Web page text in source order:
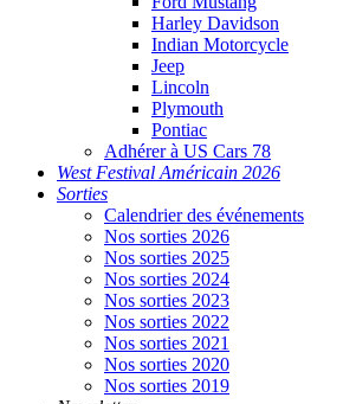
Harley Davidson
Indian Motorcycle
Jeep
Lincoln
Plymouth
Pontiac
Adhérer à US Cars 78
West Festival Américain 2026
Sorties
Calendrier des événements
Nos sorties 2026
Nos sorties 2025
Nos sorties 2024
Nos sorties 2023
Nos sorties 2022
Nos sorties 2021
Nos sorties 2020
Nos sorties 2019